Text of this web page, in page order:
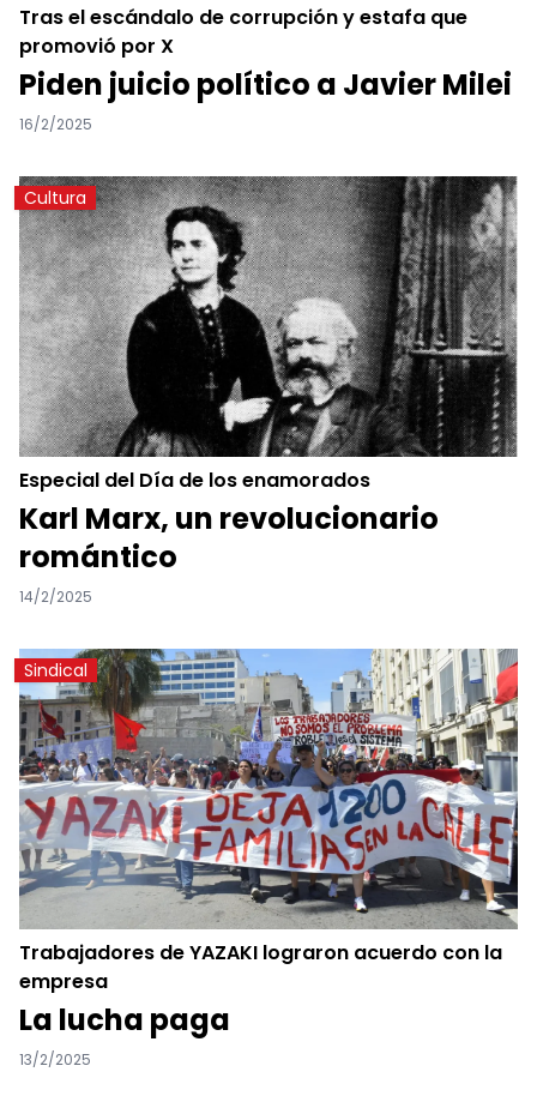
Tras el escándalo de corrupción y estafa que
promovió por X
Piden juicio político a Javier Milei
16/2/2025
Cultura
Especial del Día de los enamorados
Karl Marx, un revolucionario
romántico
14/2/2025
Sindical
Trabajadores de YAZAKI lograron acuerdo con la
empresa
La lucha paga
13/2/2025